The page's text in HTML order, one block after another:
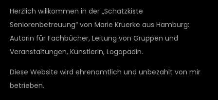
Herzlich willkommen in der „Schatzkiste
Seniorenbetreuung“ von Marie Krüerke aus Hamburg:
Autorin für Fachbücher, Leitung von Gruppen und
Veranstaltungen, Künstlerin, Logopädin.
Diese Website wird ehrenamtlich und unbezahlt von mir
betrieben.